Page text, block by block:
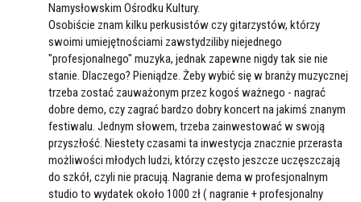
Namysłowskim Ośrodku Kultury.
Osobiście znam kilku perkusistów czy gitarzystów, którzy
swoimi umiejętnościami zawstydziliby niejednego
"profesjonalnego" muzyka, jednak zapewne nigdy tak sie nie
stanie. Dlaczego? Pieniądze. Żeby wybić się w branży muzycznej
trzeba zostać zauważonym przez kogoś ważnego - nagrać
dobre demo, czy zagrać bardzo dobry koncert na jakimś znanym
festiwalu. Jednym słowem, trzeba zainwestować w swoją
przyszłość. Niestety czasami ta inwestycja znacznie przerasta
możliwości młodych ludzi, którzy często jeszcze uczęszczają
do szkół, czyli nie pracują. Nagranie dema w profesjonalnym
studio to wydatek około 1000 zł ( nagranie + profesjonalny